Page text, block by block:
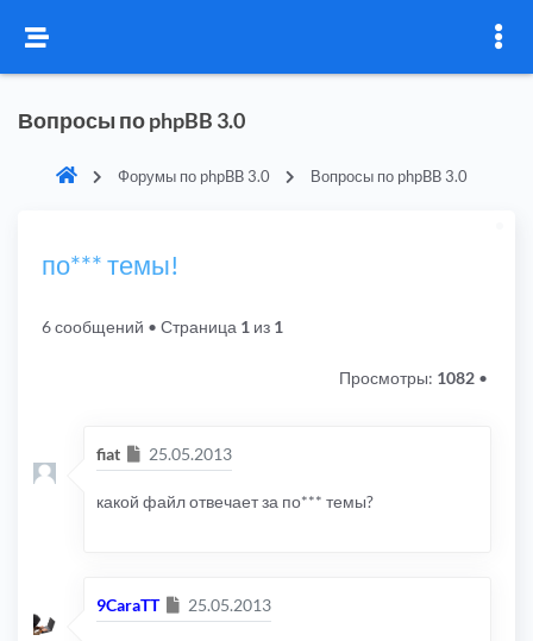
Вопросы по phpBB 3.0
Форумы по phpBB 3.0 Вопросы по phpBB 3.0
по*** темы!
6 сообщений • Страница 1 из 1
Просмотры: 1082 •
fiat Сообщение
25.05.2013
какой файл отвечает за по*** темы?
9CaraTT Сообщение
25.05.2013